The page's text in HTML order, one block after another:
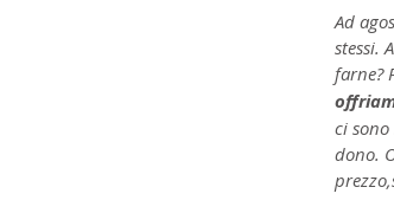
Ad
stessi.
farne?
ci
dono.